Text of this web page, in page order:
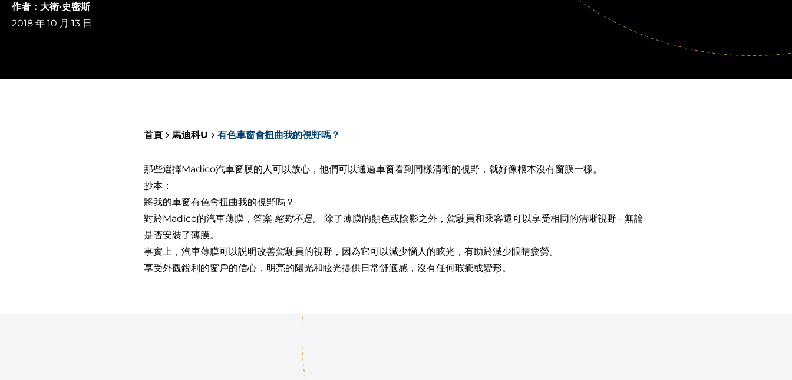
作者：大衛·史密斯
2018 年 10 月 13 日
首頁 馬迪科U 有色車窗會扭曲我的視野嗎？
那些選擇Madico汽車窗膜的人可以放心，他們可以通過車窗看到同樣清晰的視野，就好像根本沒有窗膜一樣。
抄本：
將我的車窗有色會扭曲我的視野嗎？
對於Madico的汽車薄膜，答案 絕對不是。
除了薄膜的顏色或陰影之外，駕駛員和乘客還可以享受相同的清晰視野 - 無論
是否安裝了薄膜。
事實上，汽車薄膜可以説明改善駕駛員的視野，因為它可以減少惱人的眩光，有助於減少眼睛疲勞。
享受外觀銳利的窗戶的信心，明亮的陽光和眩光提供日常舒適感，沒有任何瑕疵或變形。